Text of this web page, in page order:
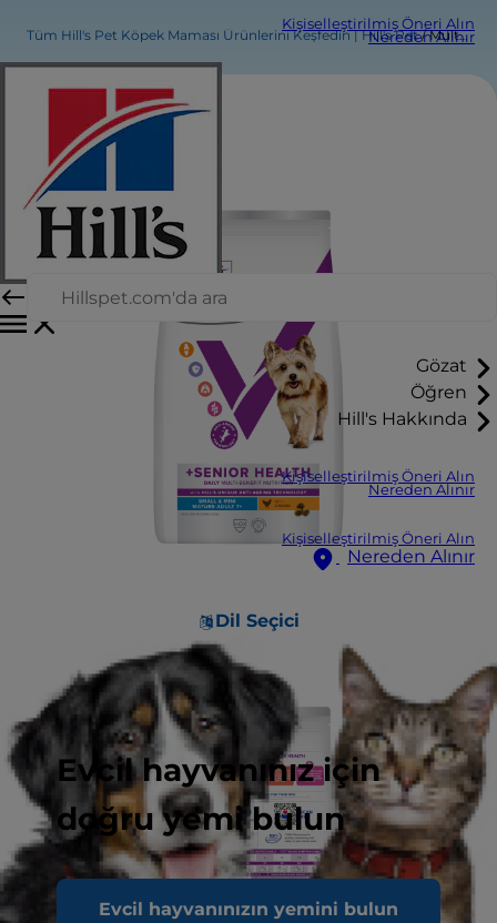
Kişiselleştirilmiş Öneri Alın
Nereden Alınır
Gözat
Öğren
Hill's Hakkında
Kişiselleştirilmiş Öneri Alın
Nereden Alınır
Kişiselleştirilmiş Öneri Alın
Nereden Alınır
Dil Seçici
Evcil hayvanınız için
doğru yemi bulun
Evcil hayvanınızın yemini bulun
Tüm Hill's Pet Köpek Maması Ürünlerini Keşfedin | Hill's Pet Multi-Benefit + Senior Health Olgun Yetişkin +7 Küçük ve Mini Irk Köpek Maması